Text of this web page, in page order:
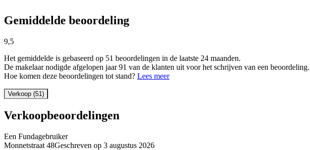
Gemiddelde beoordeling
9,5
Het gemiddelde is gebaseerd op 51 beoordelingen in de laatste 24 maanden.
De makelaar nodigde afgelopen jaar 91 van de klanten uit voor het schrijven van een beoordeling.
Hoe komen deze beoordelingen tot stand? Lees meer
Verkoop (51)
Verkoopbeoordelingen
Een Fundagebruiker
Monnetstraat 48Geschreven op 3 augustus 2026